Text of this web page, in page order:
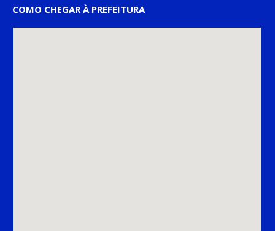
COMO CHEGAR À PREFEITURA